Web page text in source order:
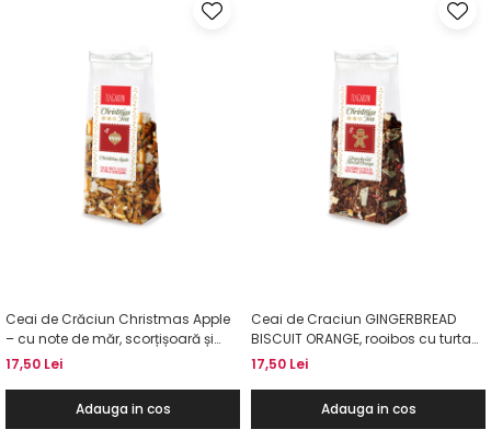
Ceai de Crăciun Christmas Apple
– cu note de măr, scorțișoară și
portocale, 40g
17,50 Lei
Adauga in cos
Ceai de Craciun GINGERBREAD
BISCUIT ORANGE, rooibos cu turta
dulce si portocale, 50g
17,50 Lei
Adauga in cos